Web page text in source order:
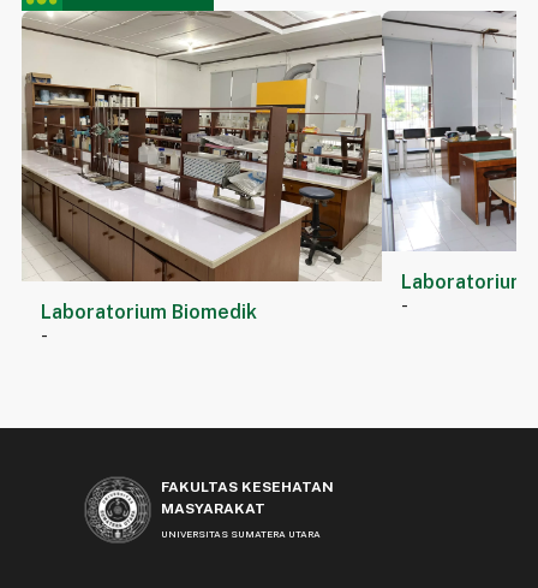
Laboratorium Biomedik
-
Laboratorium
-
FAKULTAS KESEHATAN
MASYARAKAT
UNIVERSITAS SUMATERA UTARA